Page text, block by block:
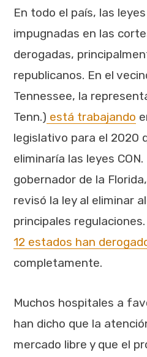
En todo el país, las
impugnadas en las
derogadas,
republicanos. En el
Tennessee, la
Tenn.) está trabajando
legislativo para el 2020
eliminaría las leyes CON.
gobernador de la
revisó la ley al eliminar
principales
12 estados han
completamente.
Muchos hospitales a
han dicho que la
mercado libre y que el